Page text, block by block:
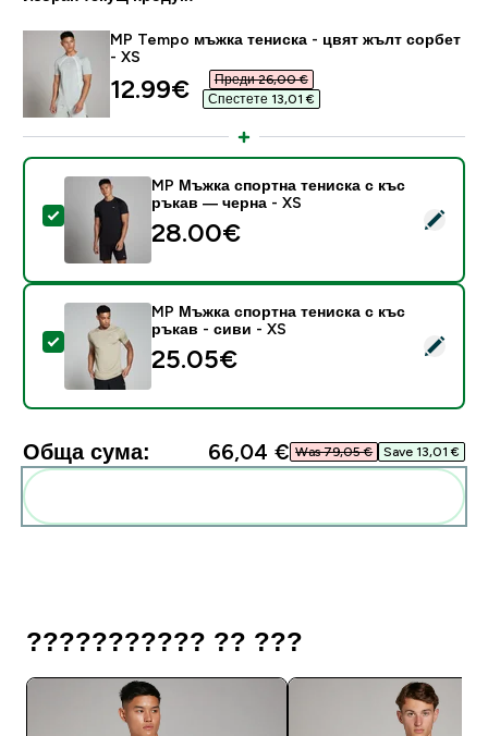
MP Tempo мъжка тениска - цвят жълт сорбет
- XS
discounted price
12.99€‎
Преди 26,00 €‎
Спестете 13,01 €‎
Select this product - MP Мъжка спортна тениска с
MP Мъжка спортна тениска с къс
ръкав — черна - XS
28.00€‎
Select this product - MP Мъжка спортна тениска с
MP Мъжка спортна тениска с къс
ръкав - сиви - XS
25.05€‎
Обща сума: 66,04 €‎ Was 79,05 €‎ Save 13,01 €‎
??????????? ?? ???